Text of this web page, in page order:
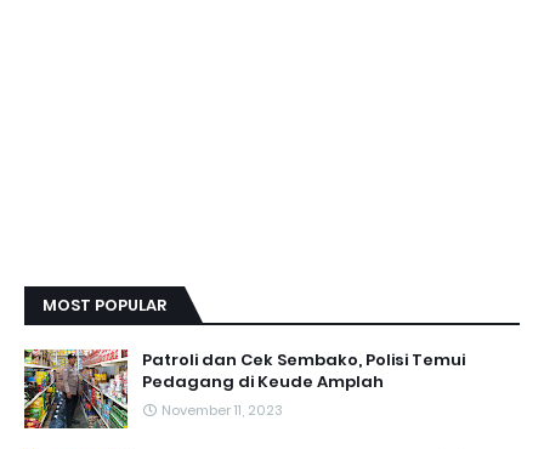
MOST POPULAR
Patroli dan Cek Sembako, Polisi Temui
Pedagang di Keude Amplah
November 11, 2023